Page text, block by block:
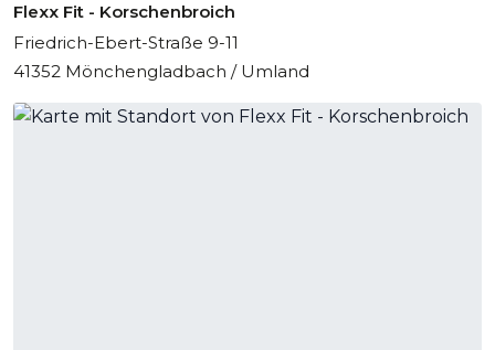
Flexx Fit - Korschenbroich
Friedrich-Ebert-Straße 9-11
41352 Mönchengladbach / Umland